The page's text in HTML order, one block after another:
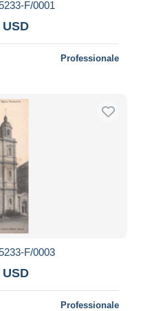
F/0001
USD
Professionale
F/0003
USD
Professionale